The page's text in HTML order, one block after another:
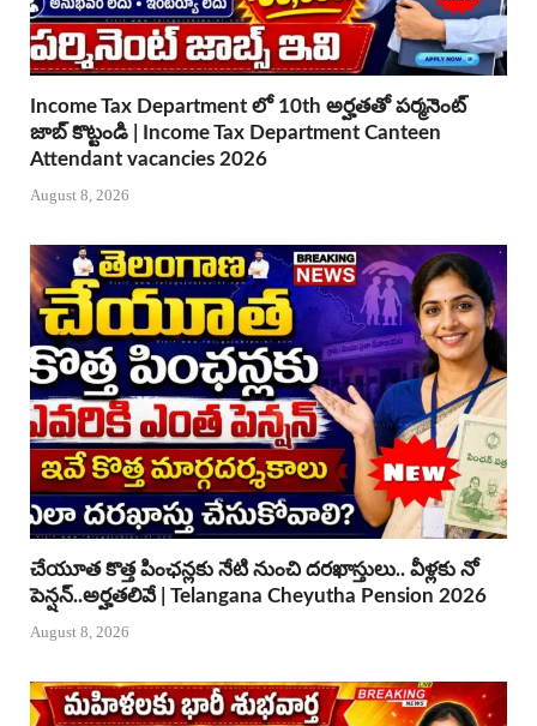
Income Tax Department లో 10th అర్హతతో పర్మనెంట్
జాబ్ కొట్టండి | Income Tax Department Canteen
Attendant vacancies 2026
August 8, 2026
చేయూత కొత్త పింఛన్లకు నేటి నుంచి దరఖాస్తులు.. వీళ్లకు నో
పెన్షన్..అర్హతలివే | Telangana Cheyutha Pension 2026
August 8, 2026